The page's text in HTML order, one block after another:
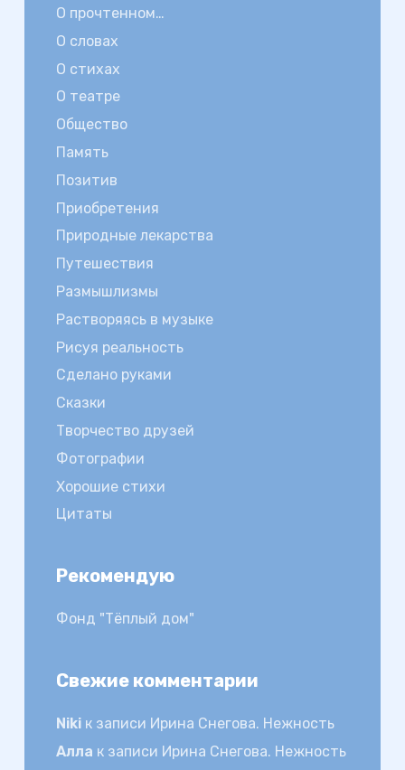
О прочтенном…
О словах
О стихах
О театре
Общество
Память
Позитив
Приобретения
Природные лекарства
Путешествия
Размышлизмы
Растворяясь в музыке
Рисуя реальность
Сделано руками
Сказки
Творчество друзей
Фотографии
Хорошие стихи
Цитаты
Рекомендую
Фонд "Тёплый дом"
Свежие комментарии
Nikiк записи Ирина Снегова. Нежность
Алла к записи Ирина Снегова. Нежность